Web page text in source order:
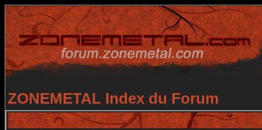
ZONEMETAL Index du Forum